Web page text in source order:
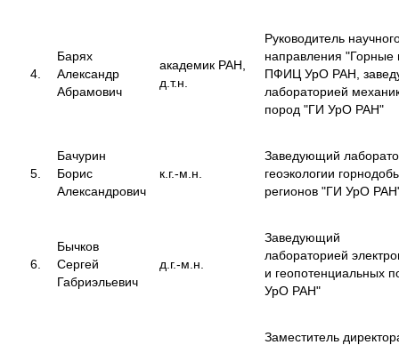
4.
Барях
Александр
Абрамович
академик РАН,
д.т.н.
Руководитель
направления "Горные
ПФИЦ УрО РАН,
лабораторией
пород "ГИ УрО РАН"
5.
Бачурин
Борис
Александрович
к.г.-м.н.
Заведующий
геоэкологии
регионов "ГИ УрО
6.
Бычков
Сергей
Габриэльевич
д.г.-м.н.
Заведующий
лабораторией
и геопотенциальных
УрО РАН"
Заместитель